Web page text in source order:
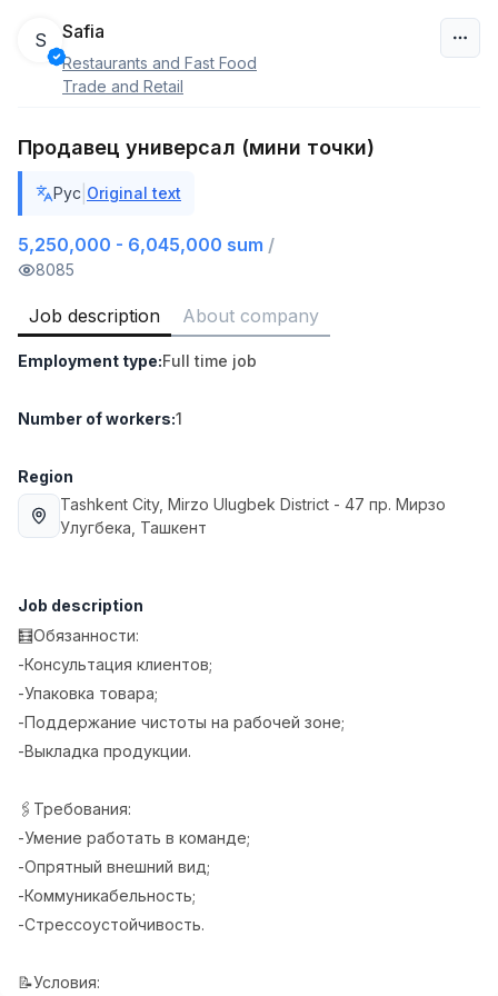
Uzbekistan
Shop Assistant
MONDO BEST
Full time job
Ish joyidan
Sales agent
7,000,000 - 15,000,000 sum/
VITAREX
3,000,000 - 8,000,000 sum
VITAREX
Full time job
Ish joyidan
4,000,000 - 10,000,000 sum
Full time job
Ish joyidan
Fast Food Cook
2,600,000 - 5,000,000 sum/
LES AILES
Pharmacist
3,000,000 - 10,000,000 sum
NAVBAHOR APTEKA
Full time job
Ish joyidan
Negotiable
S Safia
Restaurants and Fast Food
Trade and Retail
Продавец универсал (мини точки)
Рус Original text
5,250,000 - 6,045,000 sum /
8085
Job description About company
Employment type:Full time job
Number of workers:1
Region
Tashkent City, Mirzo Ulugbek District - 47 пр. Мирзо
Улугбека, Ташкент
Job description
🧮Обязанности:
-Консультация клиентов;
-Упаковка товара;
-Поддержание чистоты на рабочей зоне;
-Выкладка продукции.
🖇Требования:
-Умение работать в команде;
-Опрятный внешний вид;
-Коммуникабельность;
-Стрессоустойчивость.
📝Условия: